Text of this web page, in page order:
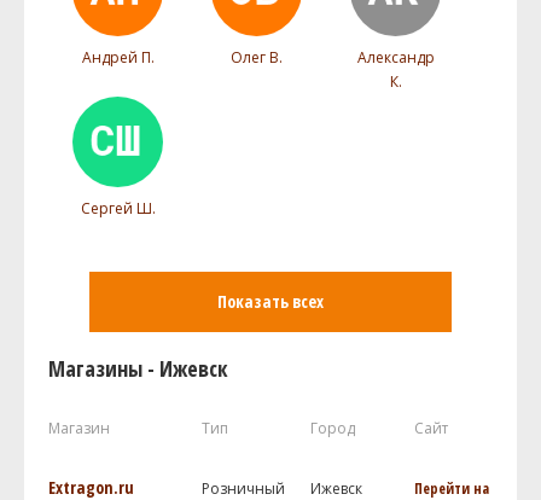
Андрей П. Олег В.
Александр
К.
Сергей Ш.
Показать всех
Магазины - Ижевск
Магазин Тип Город Сайт
Extragon.ru Розничный Ижевск
Перейти на